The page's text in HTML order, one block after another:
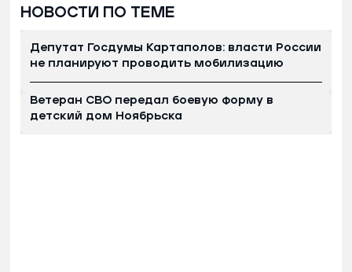
НОВОСТИ ПО ТЕМЕ
Депутат Госдумы Картаполов: власти России
не планируют проводить мобилизацию
Ветеран СВО передал боевую форму в
детский дом Ноябрьска